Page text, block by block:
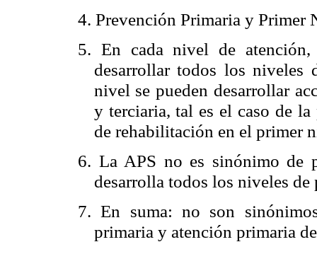
4. Prevención Primaria y
5. En cada nivel de
desarrollar todos los niveles
nivel se pueden desarrollar
y terciaria, tal es el caso de
de rehabilitación en el primer
6. La APS no es sinónimo de
desarrolla todos los niveles de
7. En suma: no son
primaria y atención primaria